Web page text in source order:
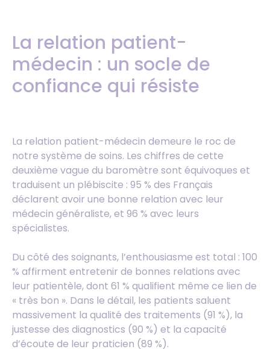
La relation patient-
médecin : un socle de
confiance qui résiste
La relation patient-médecin demeure le roc de
notre système de soins. Les chiffres de cette
deuxième vague du baromètre sont équivoques et
traduisent un plébiscite : 95 % des Français
déclarent avoir une bonne relation avec leur
médecin généraliste, et 96 % avec leurs
spécialistes.
Du côté des soignants, l’enthousiasme est total : 100
% affirment entretenir de bonnes relations avec
leur patientèle, dont 61 % qualifient même ce lien de
« très bon ». Dans le détail, les patients saluent
massivement la qualité des traitements (91 %), la
justesse des diagnostics (90 %) et la capacité
d’écoute de leur praticien (89 %).